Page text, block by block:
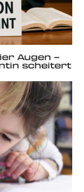
Augen –
scheitert